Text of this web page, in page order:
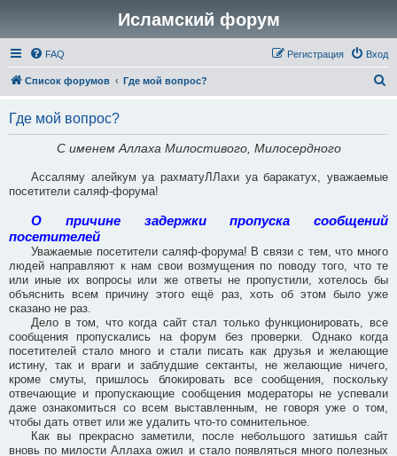
Исламский форум
FAQ Вход
Регистрация
Список форумов Где мой вопрос?
Где мой вопрос?
С именем Аллаха Милостивого, Милосердного
Ассаляму алейкум уа рахматуЛЛахи уа баракатух, уважаемые
посетители саляф-форума!
О причине задержки пропуска сообщений
посетителей
Уважаемые посетители саляф-форума! В связи с тем, что много
людей направляют к нам свои возмущения по поводу того, что те
или иные их вопросы или же ответы не пропустили, хотелось бы
объяснить всем причину этого ещё раз, хоть об этом было уже
сказано не раз.
Дело в том, что когда сайт стал только функционировать, все
сообщения пропускались на форум без проверки. Однако когда
посетителей стало много и стали писать как друзья и желающие
истину, так и враги и заблудшие сектанты, не желающие ничего,
кроме смуты, пришлось блокировать все сообщения, поскольку
отвечающие и пропускающие сообщения модераторы не успевали
даже ознакомиться со всем выставленным, не говоря уже о том,
чтобы дать ответ или же удалить что-то сомнительное.
Как вы прекрасно заметили, после небольшого затишья сайт
вновь по милости Аллаха ожил и стало появляться много полезных